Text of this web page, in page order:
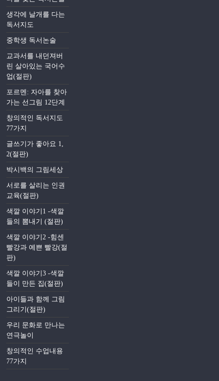
생각에 날개를 다는
독서지도
중학생 독서논술
교과서를 내던져버
린 살아있는 국어수
업(절판)
포르멘: 자아를 찾아
가는 선그림 12단계
창의적인 독서지도
77가지
글쓰기가 좋아요 1,
2(절판)
박시백의 그림세상
서로를 살리는 인권
교육(절판)
색깔 이야기1 -색깔
들의 뽐내기 (절판)
색깔 이야기2 -힘센
빨강과 예쁜 빨강(절
판)
색깔 이야기3 -색깔
들이 만든 집(절판)
아이들과 함께 그림
그리기(절판)
우리 문화로 만나는
연극놀이
창의적인 수업내용
77가지